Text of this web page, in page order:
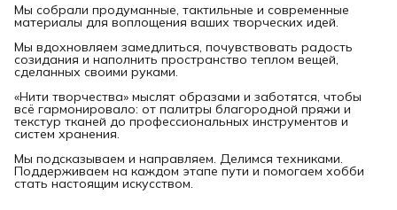
Мы собрали продуманные, тактильные и современные
материалы для воплощения ваших творческих идей.
Мы вдохновляем замедлиться, почувствовать радость
созидания и наполнить пространство теплом вещей,
сделанных своими руками.
«Нити творчества» мыслят образами и заботятся, чтобы
всё гармонировало: от палитры благородной пряжи и
текстур тканей до профессиональных инструментов и
систем хранения.
Мы подсказываем и направляем. Делимся техниками.
Поддерживаем на каждом этапе пути и помогаем хобби
стать настоящим искусством.